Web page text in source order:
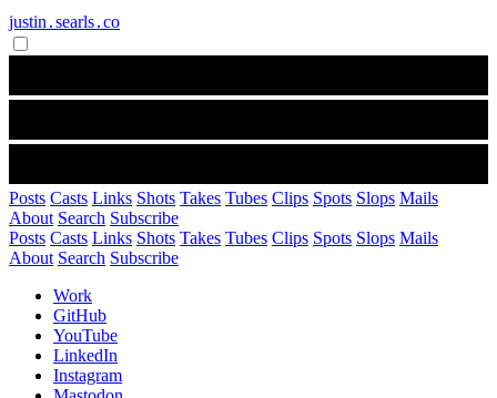
justin․searls․co
Posts Casts Links Shots Takes Tubes Clips Spots Slops Mails
About Search Subscribe
Posts Casts Links Shots Takes Tubes Clips Spots Slops Mails
About Search Subscribe
Work
GitHub
YouTube
LinkedIn
Instagram